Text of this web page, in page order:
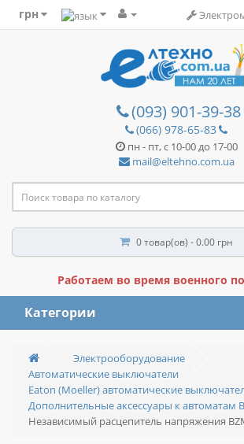
грн
(093) 901-39-38
(066) 978-65-83
пн - пт, с 10-00 до 17-00
mail@eltehno.com.ua
0 товар(ов) - 0.00 грн
Работаем во время военного
Категории
Электрооборудование
Автоматические выключатели
Eaton (Moeller) автоматические
Дополнительные аксессуары к автоматам
Независимый расцепитель напряжения